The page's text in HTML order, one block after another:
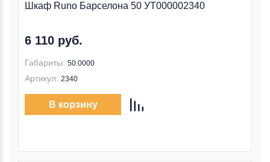
Шкаф Runo Барселона 50 УТ000002340
6 110 руб.
Габариты: 50.0000
Артикул: 2340
В корзину